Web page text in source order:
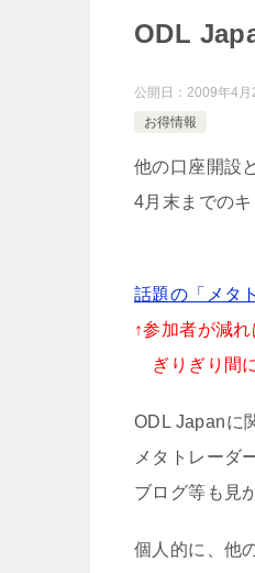
ODL
公開日： 2009年4月
お得情報
他の口座開設
4月末までの
話題の「メタ
↑参加者が減
ぎりぎり間
ODL Japanに
メタトレーダ
ブログ等も見
個人的に、他